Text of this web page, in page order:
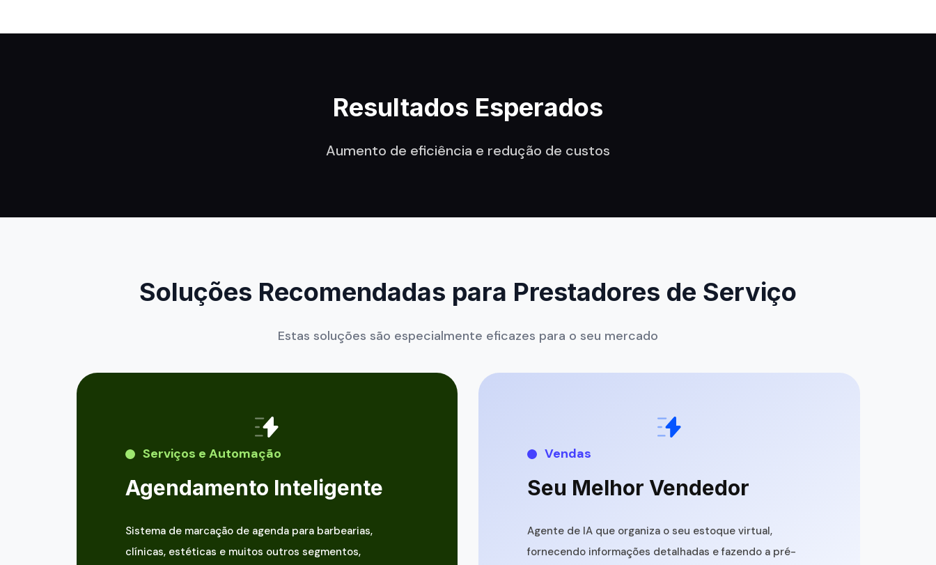
Resultados Esperados
Aumento de eficiência e redução de custos
Soluções Recomendadas para Prestadores de Serviço
Estas soluções são especialmente eficazes para o seu mercado
Serviços e Automação
Agendamento Inteligente
Sistema de marcação de agenda para barbearias,
clínicas, estéticas e muitos outros segmentos,
Vendas
Seu Melhor Vendedor
Agente de IA que organiza o seu estoque virtual,
fornecendo informações detalhadas e fazendo a pré-